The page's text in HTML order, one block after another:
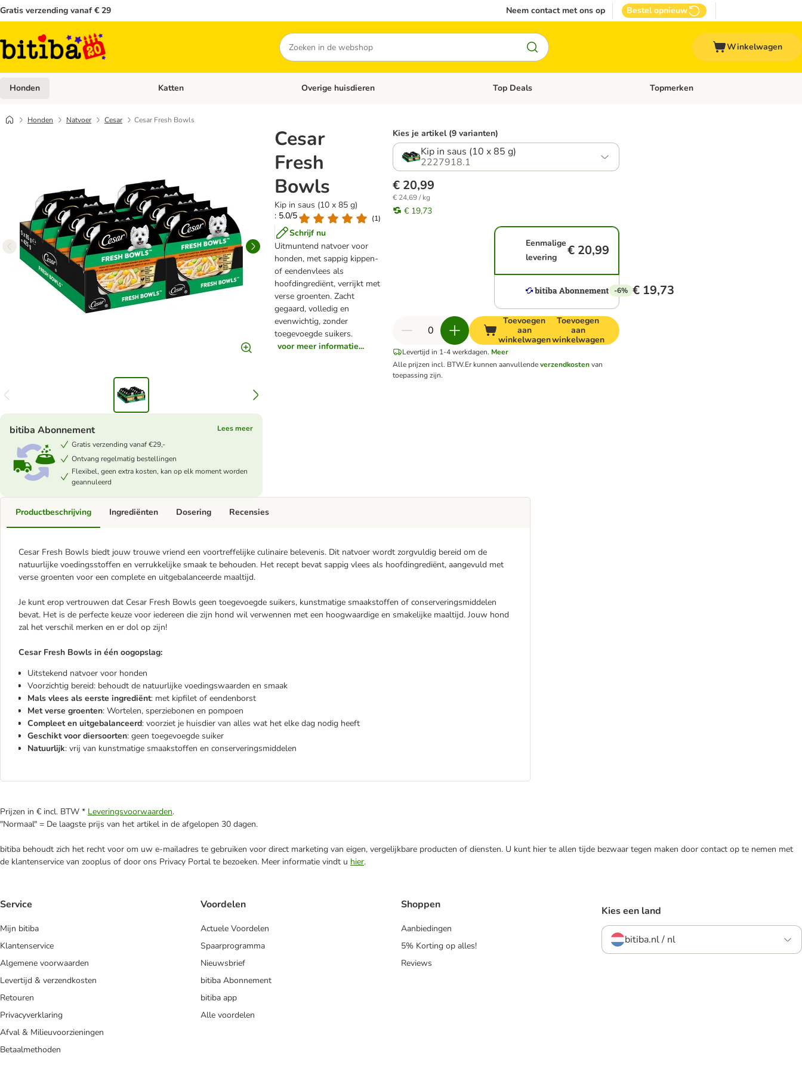
Gratis verzending vanaf € 29 Neem contact met ons op Bestel opnieuw
Zoeken
Winkelwagen
Honden Open categoriemenu: Honden
Katten Open categoriemenu: Katten
Overige huisdieren Open categoriemenu: Overige huisdieren
Top Deals Open categoriemenu: Top Deals
Topmerken
Honden Natvoer Cesar Cesar Fresh Bowls
Cesar
Fresh
Bowls
Kip in saus (10 x 85 g)
: 5.0/5
(1)
Schrijf nu
Uitmuntend natvoer voor
honden, met sappig kippen-
of eendenvlees als
hoofdingrediënt, verrijkt met
verse groenten. Zacht
gegaard, volledig en
evenwichtig, zonder
toegevoegde suikers.
voor meer informatie...
bitiba Abonnement
Lees meer
Gratis verzending vanaf €29,-
Ontvang regelmatig bestellingen
Flexibel, geen extra kosten, kan op elk moment worden
geannuleerd
Kies je artikel (9 varianten)
Kip in saus (10 x 85 g)
2227918.1
€ 20,99
€ 24,69 / kg
€ 19,73
Eenmalige
levering
€ 20,99
-6% € 19,73
Toevoegen
aan
winkelwagen
Toevoegen
aan
winkelwagen
Levertijd in 1-4 werkdagen. Meer
Alle prijzen incl. BTW.Er kunnen aanvullendeverzendkostenvan
toepassing zijn.
Productbeschrijving
Cesar Fresh Bowls biedt jouw trouwe vriend een voortreffelijke culinaire belevenis. Dit natvoer wordt zorgvuldig bereid om de
natuurlijke voedingsstoffen en verrukkelijke smaak te behouden. Het recept bevat sappig vlees als hoofdingrediënt, aangevuld met
verse groenten voor een complete en uitgebalanceerde maaltijd.
Je kunt erop vertrouwen dat Cesar Fresh Bowls geen toegevoegde suikers, kunstmatige smaakstoffen of conserveringsmiddelen
bevat. Het is de perfecte keuze voor iedereen die zijn hond wil verwennen met een hoogwaardige en smakelijke maaltijd. Jouw hond
zal het verschil merken en er dol op zijn!
Cesar Fresh Bowls in één oogopslag:
Uitstekend natvoer voor honden
Voorzichtig bereid: behoudt de natuurlijke voedingswaarden en smaak
Mals vlees als eerste ingrediënt: met kipfilet of eendenborst
Met verse groenten: Wortelen, sperziebonen en pompoen
Compleet en uitgebalanceerd: voorziet je huisdier van alles wat het elke dag nodig heeft
Geschikt voor diersoorten: geen toegevoegde suiker
Natuurlijk: vrij van kunstmatige smaakstoffen en conserveringsmiddelen
Ingrediënten Dosering Recensies
Prijzen in € incl. BTW * Leveringsvoorwaarden.
"Normaal" = De laagste prijs van het artikel in de afgelopen 30 dagen.
bitiba behoudt zich het recht voor om uw e-mailadres te gebruiken voor direct marketing van eigen, vergelijkbare producten of diensten. U kunt hier te allen tijde bezwaar tegen maken door contact op te nemen met
de klantenservice van zooplus of door ons Privacy Portal te bezoeken. Meer informatie vindt u hier.
Service
Mijn bitiba
Klantenservice
Algemene voorwaarden
Levertijd & verzendkosten
Retouren
Privacyverklaring
Afval & Milieuvoorzieningen
Betaalmethoden
Voordelen
Actuele Voordelen
Spaarprogramma
Nieuwsbrief
bitiba Abonnement
bitiba app
Alle voordelen
Shoppen
Aanbiedingen
5% Korting op alles!
Reviews
Kies een land
bitiba.nl / nl